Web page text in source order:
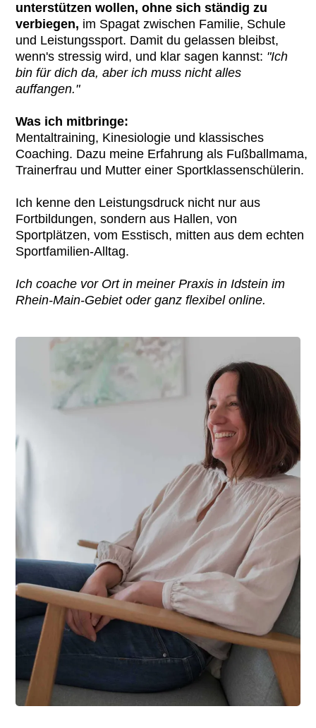
unterstützen wollen, ohne sich ständig zu
verbiegen, im Spagat zwischen Familie, Schule
und Leistungssport. Damit du gelassen bleibst,
wenn's stressig wird, und klar sagen kannst: "Ich
bin für dich da, aber ich muss nicht alles
auffangen."
Was ich mitbringe:
Mentaltraining, Kinesiologie und klassisches
Coaching. Dazu meine Erfahrung als Fußballmama,
Trainerfrau und Mutter einer Sportklassenschülerin.
Ich kenne den Leistungsdruck nicht nur aus
Fortbildungen, sondern aus Hallen, von
Sportplätzen, vom Esstisch, mitten aus dem echten
Sportfamilien-Alltag.
Ich coache vor Ort in meiner Praxis in Idstein im
Rhein-Main-Gebiet oder ganz flexibel online.